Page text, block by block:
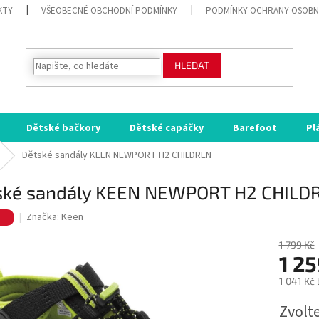
VŠEOBECNÉ OBCHODNÍ PODMÍNKY PODMÍNKY OCHRANY
HLEDAT
Dětské bačkory Dětské capáčky Barefoot
Dětské sandály KEEN NEWPORT H2 CHILDREN
sandály KEEN NEWPORT H2
Značka: Keen
1 799 Kč
1
1 041 Kč
cena: